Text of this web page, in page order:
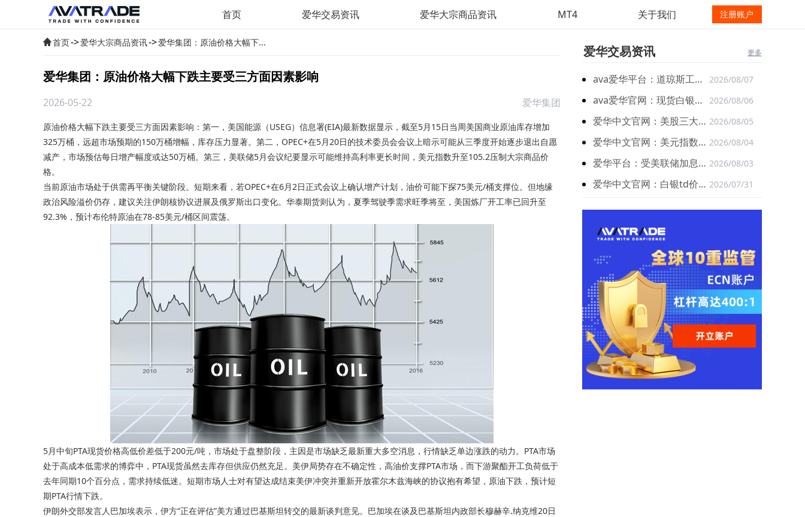
首页 爱华交易资讯 爱华大宗商品资讯 MT4 关于我们 注册账户
首页->爱华大宗商品资讯->爱华集团：原油价格大幅下...
爱华集团：原油价格大幅下跌主要受三方面因素影响
2026-05-22 爱华集团
原油价格大幅下跌主要受三方面因素影响：第一，美国能源（USEG）信息署(EIA)最新数据显示，截至5月15日当周美国商业原油库存增加
325万桶，远超市场预期的150万桶增幅，库存压力显著。第二，OPEC+在5月20日的技术委员会会议上暗示可能从三季度开始逐步退出自愿
减产，市场预估每日增产幅度或达50万桶。第三，美联储5月会议纪要显示可能维持高利率更长时间，美元指数升至105.2压制大宗商品价
格。
当前原油市场处于供需再平衡关键阶段。短期来看，若OPEC+在6月2日正式会议上确认增产计划，油价可能下探75美元/桶支撑位。但地缘
政治风险溢价仍存，建议关注伊朗核协议进展及俄罗斯出口变化。华泰期货则认为，夏季驾驶季需求旺季将至，美国炼厂开工率已回升至
92.3%，预计布伦特原油在78-85美元/桶区间震荡。
5月中旬PTA现货价格高低价差低于200元/吨，市场处于盘整阶段，主因是市场缺乏最新重大多空消息，行情缺乏单边涨跌的动力。PTA市场
处于高成本低需求的博弈中，PTA现货虽然去库存但供应仍然充足。美伊局势存在不确定性，高油价支撑PTA市场，而下游聚酯开工负荷低于
去年同期10个百分点，需求持续低迷。短期市场人士对有望达成结束美伊冲突并重新开放霍尔木兹海峡的协议抱有希望，原油下跌，预计短
期PTA行情下跌。
伊朗外交部发言人巴加埃表示，伊方“正在评估”美方通过巴基斯坦转交的最新谈判意见。巴加埃在谈及巴基斯坦内政部长穆赫辛.纳克维20日
爱华交易资讯 更多
ava爱华平台：道琼斯工业平均指数比前一交易日上涨907.47点 2026/08/07
ava爱华官网：现货白银隔夜下探后获得低位买盘支撑 2026/08/06
爱华中文官网：美股三大指数集体上涨刷新收盘历史新高 2026/08/05
爱华中文官网：美元指数一度创六周新低 非农数据成关键变量 2026/08/04
爱华平台：受美联储加息预期提升 现货黄金日内跌超26美元 2026/08/03
爱华中文官网：白银td价格短线盘面偏向震荡上行走势 2026/07/31